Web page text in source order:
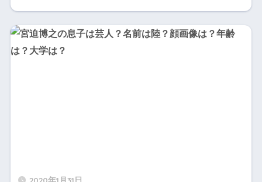
2020年1月31日